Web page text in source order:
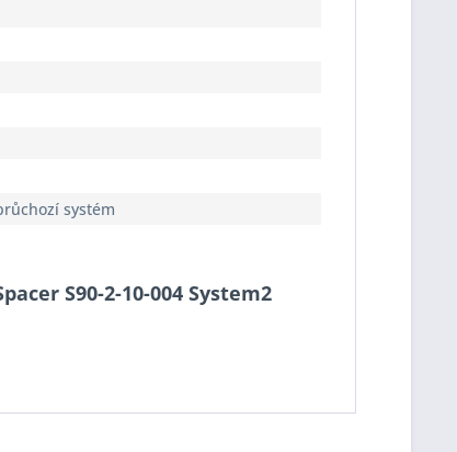
systém
S90-2-10-004 System2